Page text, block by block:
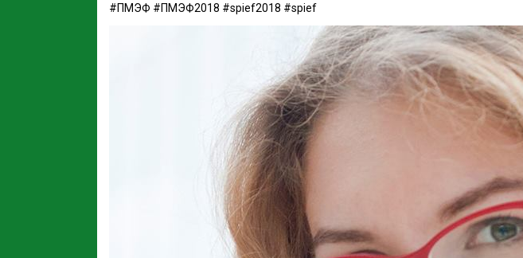
#ПМЭФ #ПМЭФ2018 #spief2018 #spief